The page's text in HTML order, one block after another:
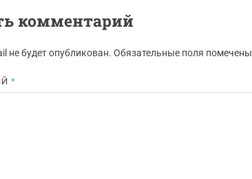
комментарий
не будет опубликован. Обязательные поля помечены
*